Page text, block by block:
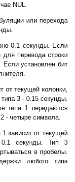
NUL.
или перехода
0.1 секунды. Если
для перевода строки
Если установлен бит
от текущей колонки,
3 - 0.15 секунды.
типа 1 передаются
- четыре символа.
1 зависит от текущей
секунды. Тип 3
в пробелы.
любого типа